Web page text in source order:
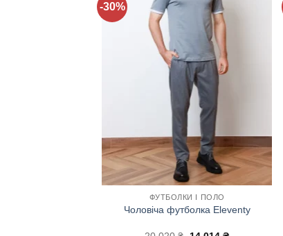
-30%
ФУТБОЛКИ І ПОЛО
Чоловіча футболка Eleventy